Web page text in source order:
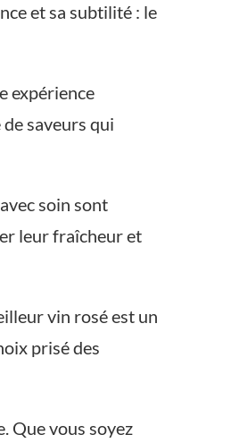
et sa subtilité : le
expérience
saveurs qui
soin sont
leur fraîcheur et
vin rosé est un
prisé des
Que vous soyez